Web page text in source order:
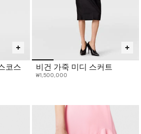
코스
비건 가죽 미디 스커트
₩1,500,000